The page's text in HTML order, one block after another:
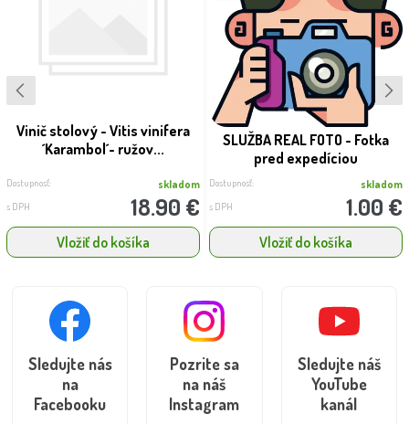
Vinič stolový - Vitis vinifera
´Karambol´- ružov...
Dostupnosť: skladom
s DPH 18.90 €
Vložiť do košíka
SLUŽBA REAL FOTO - Fotka
pred expedíciou
Dostupnosť: skladom
s DPH 1.00 €
Vložiť do košíka
Sledujte nás
na
Facebooku
Pozrite sa
na náš
Instagram
Sledujte náš
YouTube
kanál